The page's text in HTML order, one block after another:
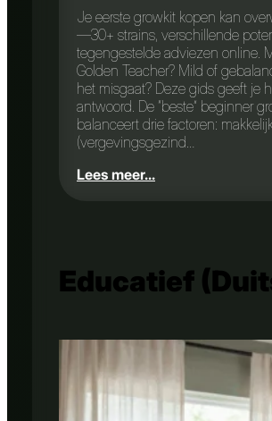
Je eerste growkit kopen kan
—30+ strains, verschillende
tegengestelde adviezen online.
Golden Teacher? Mild of
het misgaat? Deze gids geeft je
antwoord. De “beste” beginner
balanceert drie factoren:
(vergevingsgezind…
Lees meer...
Educatief